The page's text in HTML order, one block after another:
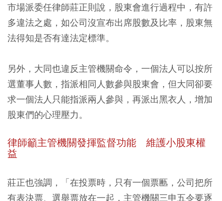
市場派委任律師莊正則說，股東會進行過程中，有許
多違法之處，如公司沒宣布出席股數及比率，股東無
法得知是否有達法定標準。
另外，大同也違反主管機關命令，一個法人可以按所
選董事人數，指派相同人數參與股東會，但大同卻要
求一個法人只能指派兩人參與，再派出黑衣人，增加
股東們的心理壓力。
律師籲主管機關發揮監督功能 維護小股東權
益
莊正也強調，「在投票時，只有一個票匭，公司把所
有表決票、選舉票放在一起，主管機關三申五令要逐